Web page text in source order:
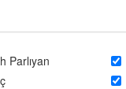
Parlıyan